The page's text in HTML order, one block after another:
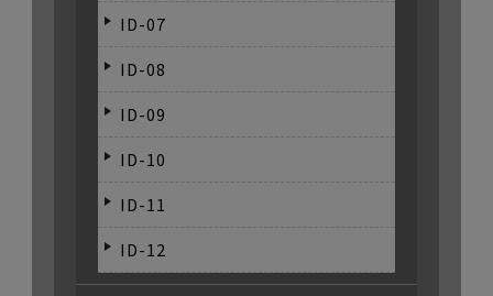
ID-07
ID-08
ID-09
ID-10
ID-11
ID-12